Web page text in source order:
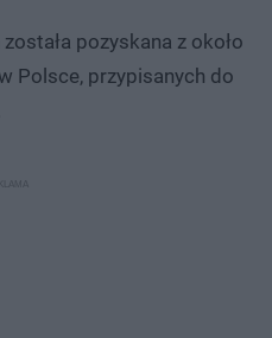
pozyskana z około
Polsce, przypisanych do